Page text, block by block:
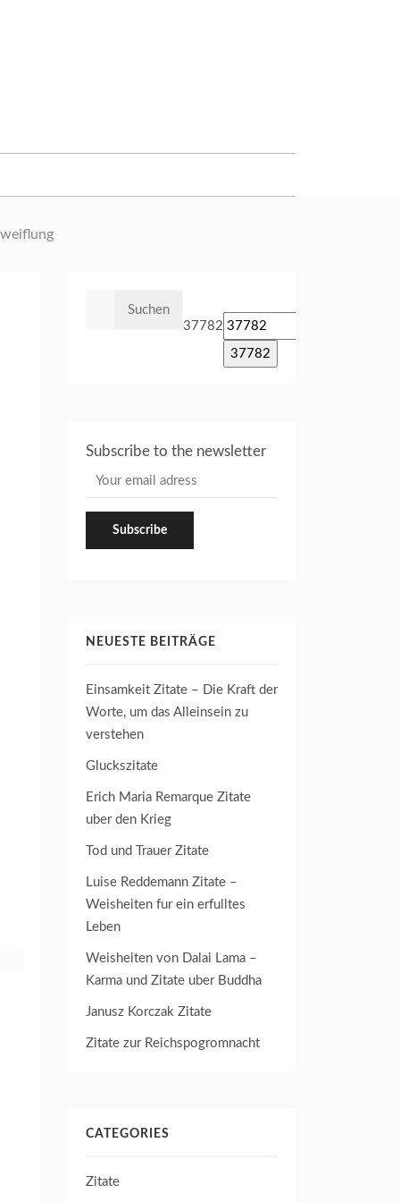
37782
Subscribe to the newsletter
NEUESTE BEITRÄGE
Einsamkeit Zitate – Die Kraft der
Worte, um das Alleinsein zu
verstehen
Gluckszitate
Erich Maria Remarque Zitate
uber den Krieg
Tod und Trauer Zitate
Luise Reddemann Zitate –
Weisheiten fur ein erfulltes
Leben
Weisheiten von Dalai Lama –
Karma und Zitate uber Buddha
Janusz Korczak Zitate
Zitate zur Reichspogromnacht
CATEGORIES
Zitate